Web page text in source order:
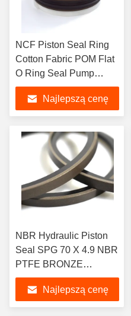
NCF Piston Seal Ring
Cotton Fabric POM Flat
O Ring Seal Pump
Excavator
Najlepszą cenę
NBR Hydraulic Piston
Seal SPG 70 X 4.9 NBR
PTFE BRONZE
Wlewane żelazne
pierścienie
uszczelniające
Najlepszą cenę